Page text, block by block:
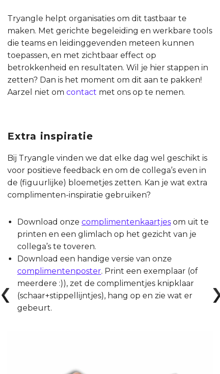
Tryangle helpt organisaties om dit tastbaar te
maken. Met gerichte begeleiding en werkbare tools
die teams en leidinggevenden meteen kunnen
toepassen, en met zichtbaar effect op
betrokkenheid en resultaten. Wil je hier stappen in
zetten? Dan is het moment om dit aan te pakken!
Aarzel niet om contact met ons op te nemen.
Extra inspiratie
Bij Tryangle vinden we dat elke dag wel geschikt is
voor positieve feedback en om de collega’s even in
de (figuurlijke) bloemetjes zetten. Kan je wat extra
complimenten-inspiratie gebruiken?
Download onze complimentenkaartjes om uit te
printen en een glimlach op het gezicht van je
collega’s te toveren.
Download een handige versie van onze
complimentenposter. Print een exemplaar (of
meerdere :)), zet de complimentjes knipklaar
(schaar+stippellijntjes), hang op en zie wat er
gebeurt.